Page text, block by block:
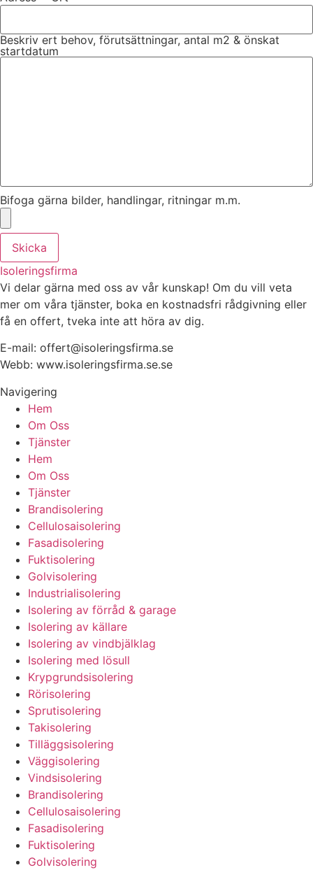
Beskriv ert behov, förutsättningar, antal m2 & önskat
startdatum
Bifoga gärna bilder, handlingar, ritningar m.m.
Skicka
Isoleringsfirma
Vi delar gärna med oss av vår kunskap! Om du vill veta
mer om våra tjänster, boka en kostnadsfri rådgivning eller
få en offert, tveka inte att höra av dig.
E-mail: offert@isoleringsfirma.se
Webb: www.isoleringsfirma.se.se
Navigering
Hem
Om Oss
Tjänster
Hem
Om Oss
Tjänster
Brandisolering
Cellulosaisolering
Fasadisolering
Fuktisolering
Golvisolering
Industrialisolering
Isolering av förråd & garage
Isolering av källare
Isolering av vindbjälklag
Isolering med lösull
Krypgrundsisolering
Rörisolering
Sprutisolering
Takisolering
Tilläggsisolering
Väggisolering
Vindsisolering
Brandisolering
Cellulosaisolering
Fasadisolering
Fuktisolering
Golvisolering